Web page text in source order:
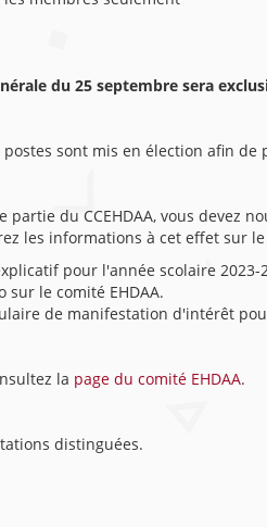
du 25 septembre sera
sont mis en élection afin
partie du CCEHDAA, vous
les informations à cet effet sur
pour l'année scolaire 2023-
le comité EHDAA.
de manifestation d'intérêt
la page du comité EHDAA.
distinguées.